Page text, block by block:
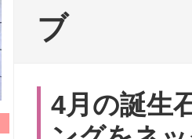
ブ
4月の誕生